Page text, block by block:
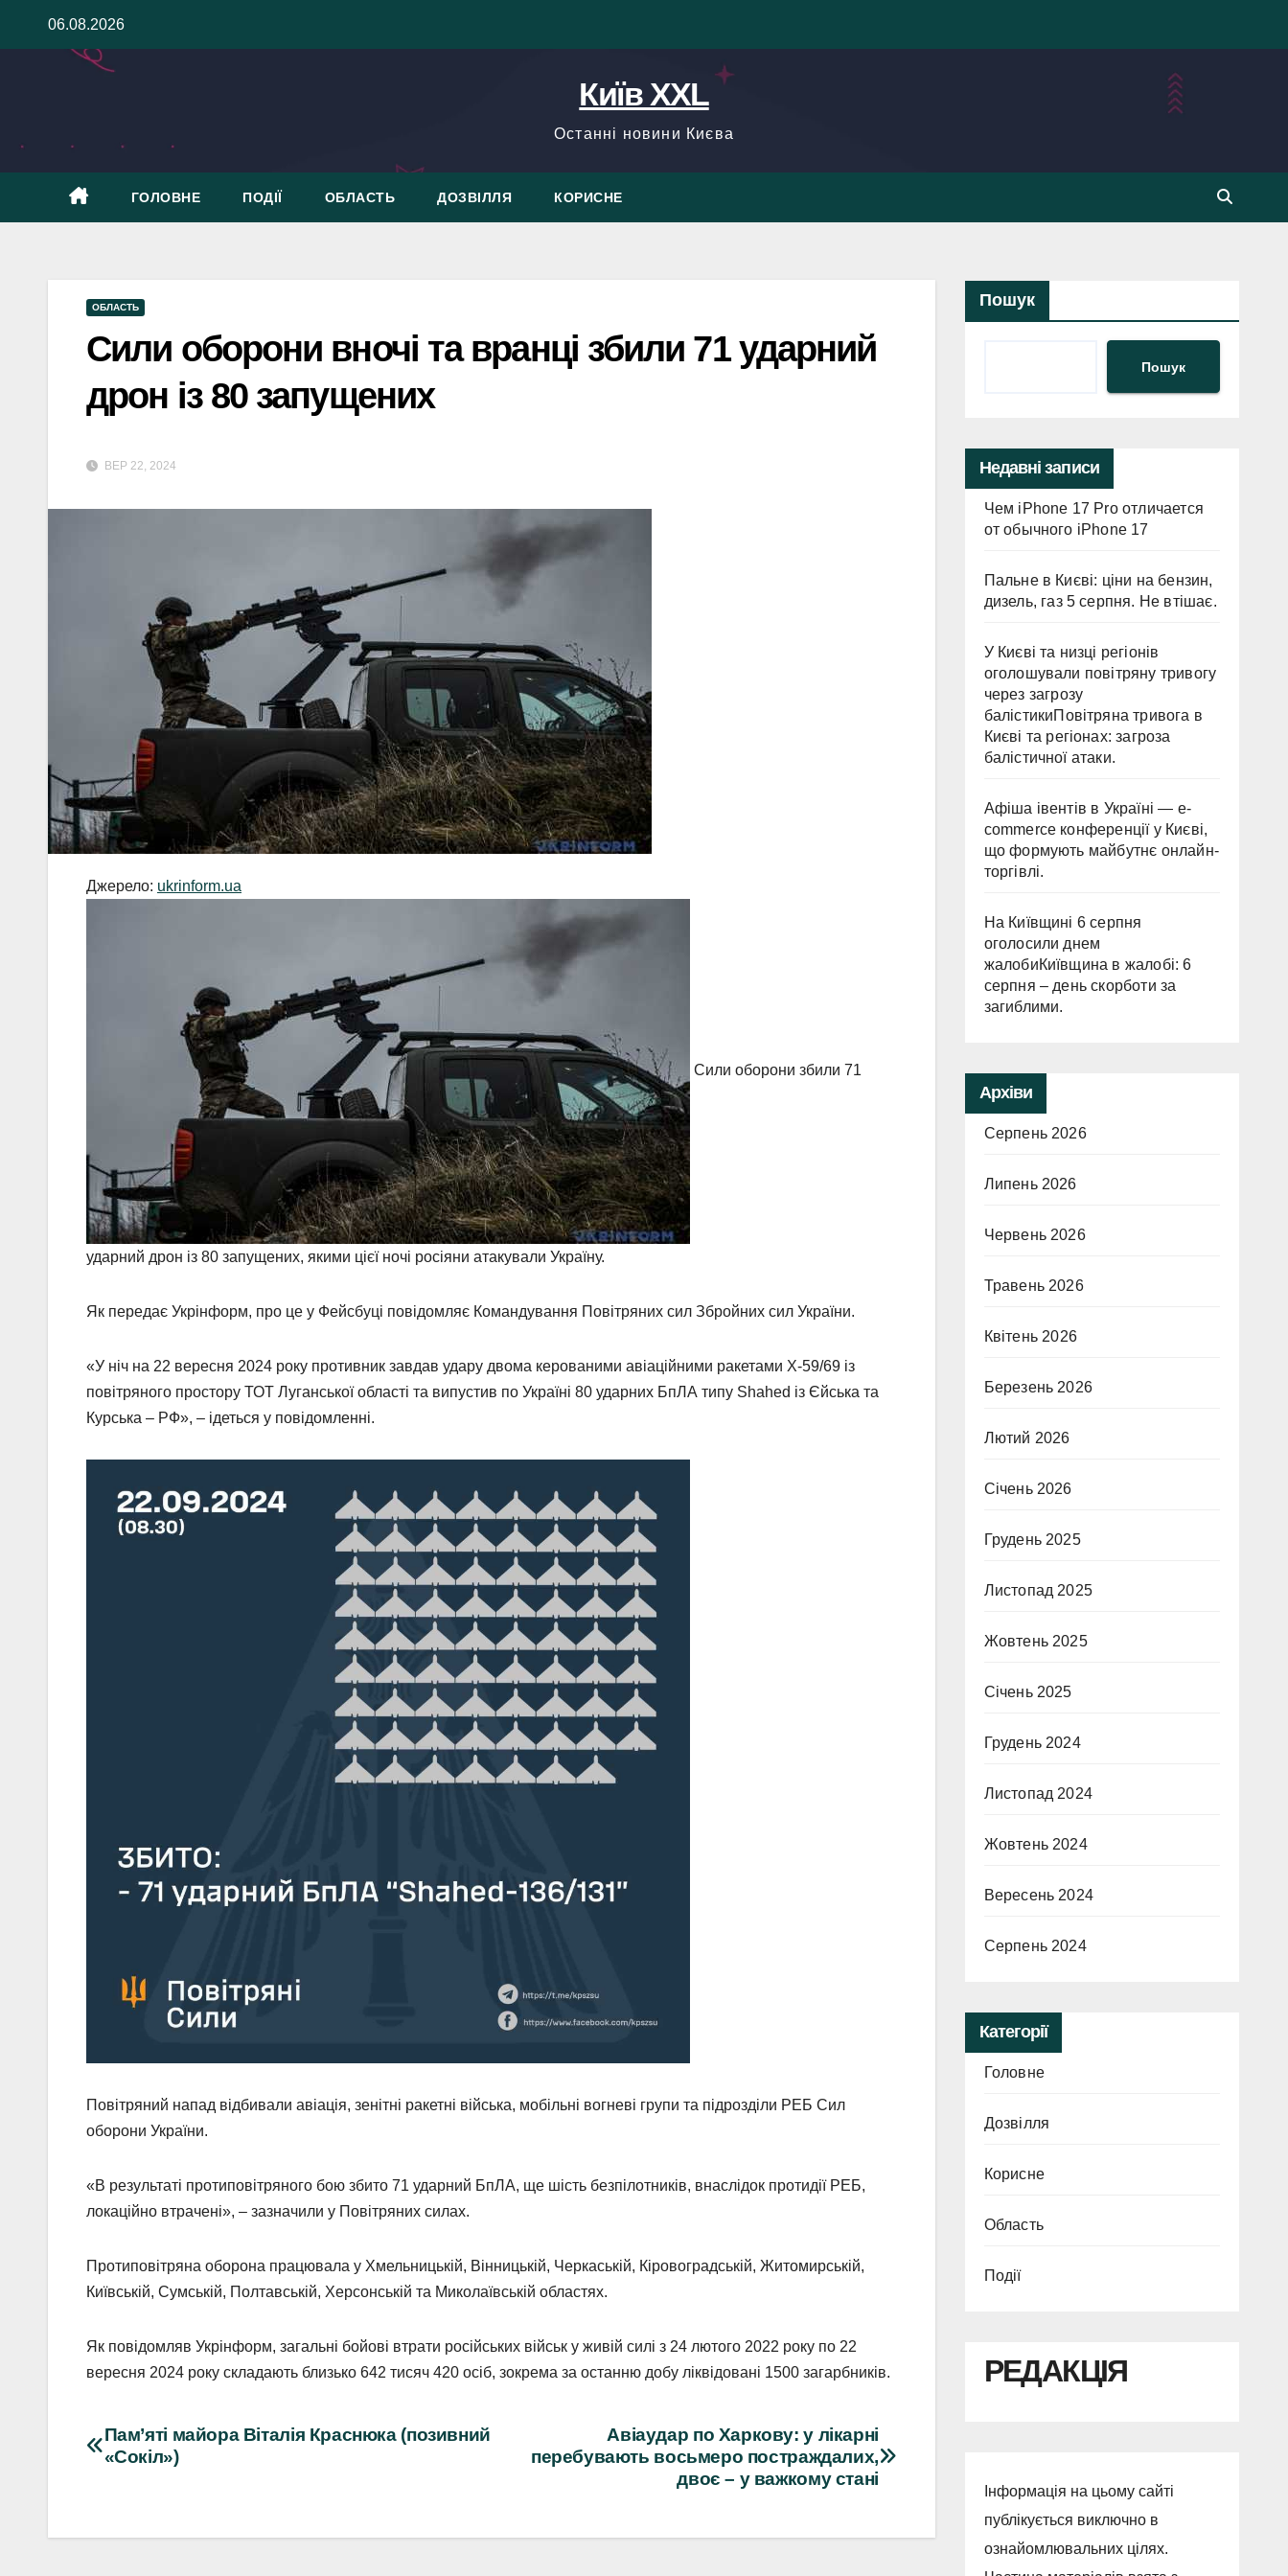
06.08.2026
Київ XXL
Останні новини Києва
ГОЛОВНЕ ПОДІЇ ОБЛАСТЬ ДОЗВІЛЛЯ КОРИСНЕ
ОБЛАСТЬ
Сили оборони вночі та вранці збили 71 ударний
дрон із 80 запущених
ВЕР 22, 2024
Джерело: ukrinform.ua
Сили оборони збили 71
ударний дрон із 80 запущених, якими цієї ночі росіяни атакували Україну.
Як передає Укрінформ, про це у Фейсбуці повідомляє Командування Повітряних сил Збройних сил України.
«У ніч на 22 вересня 2024 року противник завдав удару двома керованими авіаційними ракетами Х-59/69 із
повітряного простору ТОТ Луганської області та випустив по Україні 80 ударних БпЛА типу Shahed із Єйська та
Курська – РФ», – ідеться у повідомленні.
Повітряний напад відбивали авіація, зенітні ракетні війська, мобільні вогневі групи та підрозділи РЕБ Сил
оборони України.
«В результаті протиповітряного бою збито 71 ударний БпЛА, ще шість безпілотників, внаслідок протидії РЕБ,
локаційно втрачені», – зазначили у Повітряних силах.
Протиповітряна оборона працювала у Хмельницькій, Вінницькій, Черкаській, Кіровоградській, Житомирській,
Київській, Сумській, Полтавській, Херсонській та Миколаївській областях.
Як повідомляв Укрінформ, загальні бойові втрати російських військ у живій силі з 24 лютого 2022 року по 22
вересня 2024 року складають близько 642 тисяч 420 осіб, зокрема за останню добу ліквідовані 1500 загарбників.
Навігація
Авіаудар по Харкову: у лікарні
перебувають восьмеро постраждалих,
двоє – у важкому стані
Пам’яті майора Віталія Краснюка (позивний
«Сокіл»)
Пошук
Пошук
Недавні записи
Чем iPhone 17 Pro отличается
от обычного iPhone 17
Пальне в Києві: ціни на бензин,
дизель, газ 5 серпня. Не втішає.
У Києві та низці регіонів
оголошували повітряну тривогу
через загрозу
балістикиПовітряна тривога в
Києві та регіонах: загроза
балістичної атаки.
Афіша івентів в Україні — e-
commerce конференції у Києві,
що формують майбутнє онлайн-
торгівлі.
На Київщині 6 серпня
оголосили днем
жалобиКиївщина в жалобі: 6
серпня – день скорботи за
загиблими.
Архіви
Серпень 2026
Липень 2026
Червень 2026
Травень 2026
Квітень 2026
Березень 2026
Лютий 2026
Січень 2026
Грудень 2025
Листопад 2025
Жовтень 2025
Січень 2025
Грудень 2024
Листопад 2024
Жовтень 2024
Вересень 2024
Серпень 2024
Категорії
Головне
Дозвілля
Корисне
Область
Події
РЕДАКЦІЯ
Інформація на цьому сайті
публікується виключно в
ознайомлювальних цілях.